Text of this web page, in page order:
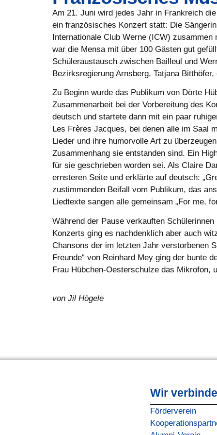
Am 21. Juni wird jedes Jahr in Frankreich
ein französisches Konzert statt: Die
Internationale Club Werne (ICW)
war die Mensa mit über 100 Gästen gut
Schüleraustausch zwischen Bailleul und
Bezirksregierung Arnsberg, Tatjana Bitthöfer,
Zu Beginn wurde das Publikum von Dörte
Zusammenarbeit bei der Vorbereitung des
deutsch und startete dann mit ein paar
Les Frères Jacques, bei denen alle im Saal
Lieder und ihre humorvolle Art zu
Zusammenhang sie entstanden sind. Ein
für sie geschrieben worden sei. Als Claire
ernsteren Seite und erklärte auf deutsch:
zustimmenden Beifall vom Publikum, das
Liedtexte sangen alle gemeinsam „For me,
Während der Pause verkauften
Konzerts ging es nachdenklich aber auch
Chansons der im letzten Jahr verstorbenen
Freunde“ von Reinhard Mey ging der bunte
Frau Hübchen-Oesterschulze das Mikrofon,
von Jil Högele
Wir
Förderverein